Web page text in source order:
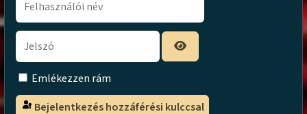
Emlékezzen rám
Bejelentkezés hozzáférési kulccsal